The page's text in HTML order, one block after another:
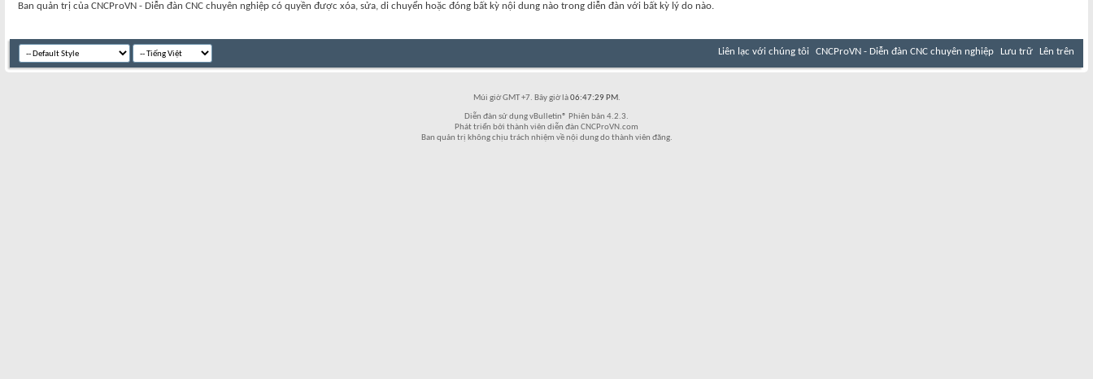
Ban quản trị của CNCProVN - Diễn đàn CNC chuyên nghiệp có quyền được xóa, sửa, di chuyển hoặc đóng bất kỳ nội dung nào trong diễn đàn với bất kỳ lý do nào.
Liên lạc với chúng tôi CNCProVN - Diễn đàn CNC chuyên nghiệp Lưu trữ Lên trên
Múi giờ GMT +7. Bây giờ là06:47:29 PM.
Diễn đàn sử dụng vBulletin® Phiên bản 4.2.3.
Phát triển bởi thành viên diễn đàn CNCProVN.com
Ban quản trị không chịu trách nhiệm về nội dung do thành viên đăng.